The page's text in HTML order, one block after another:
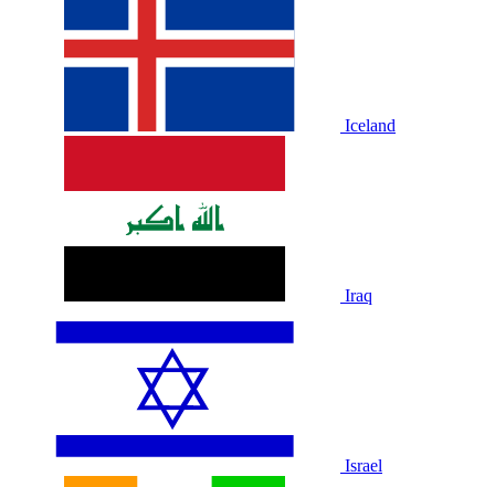
Iceland
Iraq
Israel